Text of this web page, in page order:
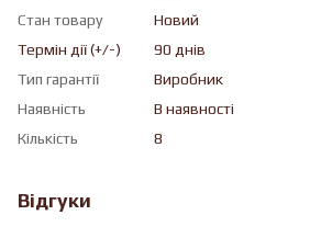
Стан товару
Новий
Термін дії (+/-)
90 днів
Тип гарантії
Виробник
Наявність
В наявності
Кількість
8
Відгуки